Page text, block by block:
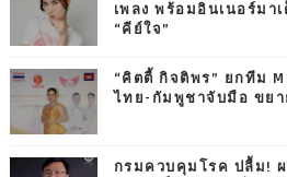
เพลง พร้อมอินเนอร์มา
“คีย์ใจ”
“คิตตี้ กิจติพร” ยกทีม
ไทย-กัมพูชาจับมือ ขยา
กรมควบคุมโรค ปลื้ม!